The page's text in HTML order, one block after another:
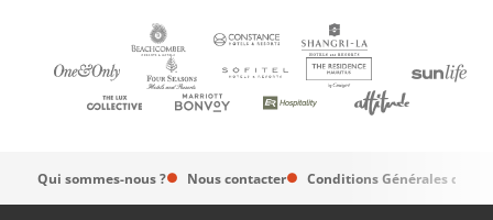
Qui sommes-nous ? Nous contacter Conditions Générales de